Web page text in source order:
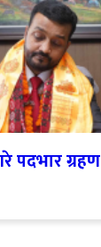
पदभार ग्रहण